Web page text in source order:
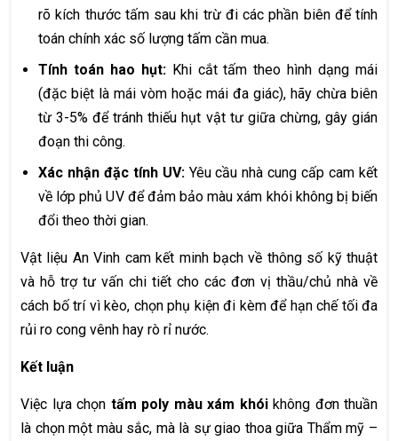
rõ kích thước tấm sau khi trừ đi các phần biên để tính
toán chính xác số lượng tấm cần mua.
Tính toán hao hụt:Khi cắt tấm theo hình dạng mái
(đặc biệt là mái vòm hoặc mái đa giác), hãy chừa biên
từ 3-5% để tránh thiếu hụt vật tư giữa chừng, gây gián
đoạn thi công.
Xác nhận đặc tính UV:Yêu cầu nhà cung cấp cam kết
về lớp phủ UV để đảm bảo màu xám khói không bị biến
đổi theo thời gian.
Vật liệu An Vinh cam kết minh bạch về thông số kỹ thuật
và hỗ trợ tư vấn chi tiết cho các đơn vị thầu/chủ nhà về
cách bố trí vì kèo, chọn phụ kiện đi kèm để hạn chế tối đa
rủi ro cong vênh hay rò rỉ nước.
Kết luận
Việc lựa chọn tấm poly màu xám khóikhông đơn thuần
là chọn một màu sắc, mà là sự giao thoa giữa Thẩm mỹ –